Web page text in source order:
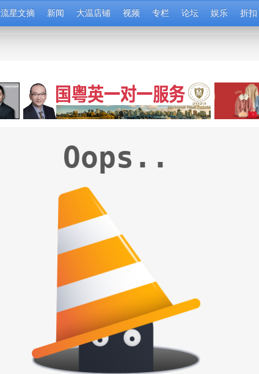
流星文摘 新闻 大温店铺 视频 专栏 论坛 娱乐 折扣
Oops..